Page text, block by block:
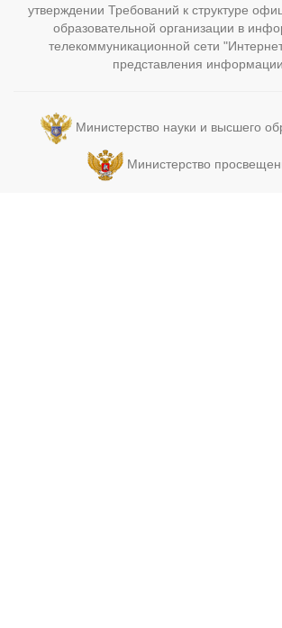
утверждении Требований к структуре
образовательной организации в
телекоммуникационной сети
представления
Министерство науки и высшего
Министерство